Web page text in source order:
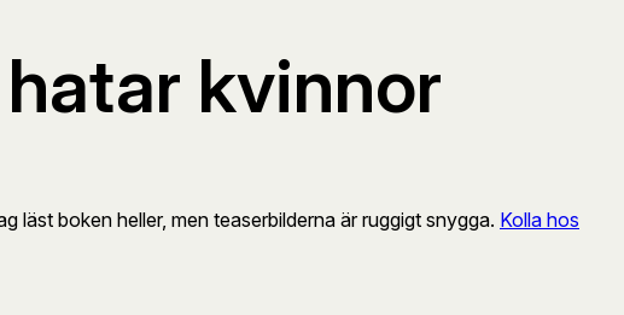
kvinnor
läst boken heller, men teaserbilderna är ruggigt snygga. Kolla hos